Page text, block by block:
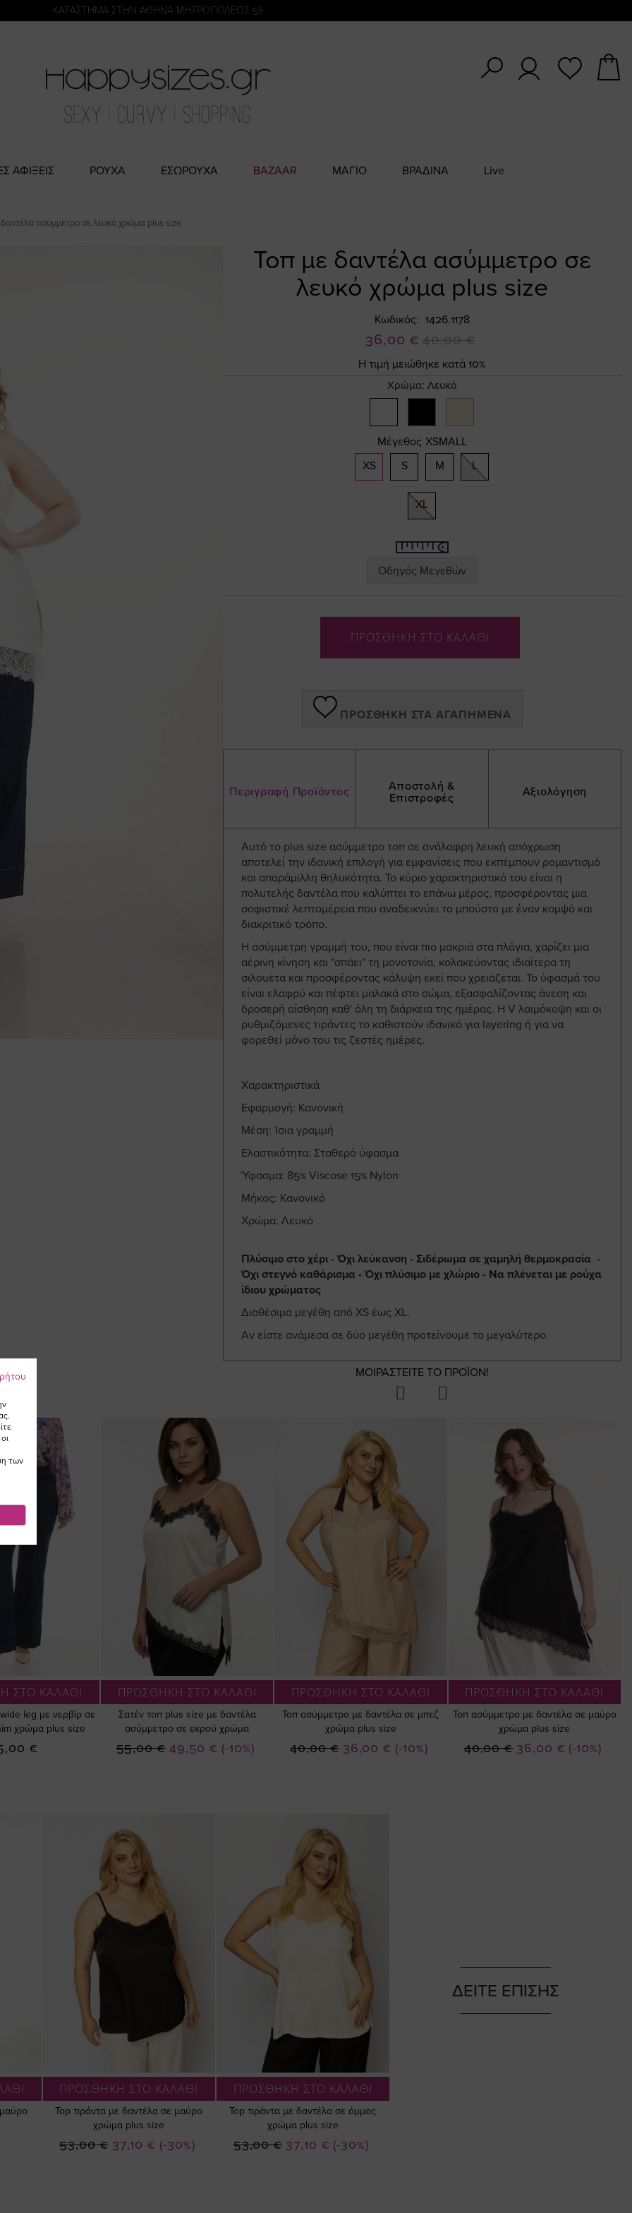
KATΑΣΤΗΜΑ ΣΤΗΝ ΑΘΗΝΑ ΜΗΤΡΟΠΟΛΕΩΣ 56
ΑΦΙΞΕΙΣ ΡΟΥΧΑ ΕΣΩΡΟΥΧΑ BAZAAR ΜΑΓΙΟ ΒΡΑΔΙΝΑ Live
ασύμμετρο σε λευκό χρώμα plus size
Τοπ με δαντέλα ασύμμετρο σε
λευκό χρώμα plus size
Κωδικός 1426.1178
Ειδική
Τιμή
36,00 € 40,00 €
Η τιμή μειώθηκε κατά 10%
Χρώμα: Λευκό
Μέγεθος XSMALL
XS
S M L
XL
Οδηγός Μεγεθών
ΠΡΟΣΘΗΚΗ ΣΤΟ ΚΑΛΑΘΙ
ΠΡΟΣΘΉΚΗ ΣΤΑ ΑΓΑΠΗΜΈΝΑ
Περιγραφή Προϊόντος
Αποστολή &
Επιστροφές
Αξιολόγηση
Αυτό το plus size ασύμμετρο τοπ σε ανάλαφρη λευκή απόχρωση
αποτελεί την ιδανική επιλογή για εμφανίσεις που εκπέμπουν ρομαντισμό
και απαράμιλλη θηλυκότητα. Το κύριο χαρακτηριστικό του είναι η
πολυτελής δαντέλα που καλύπτει το επάνω μέρος, προσφέροντας μια
σοφιστικέ λεπτομέρεια που αναδεικνύει το μπούστο με έναν κομψό και
διακριτικό τρόπο.
Η ασύμμετρη γραμμή του, που είναι πιο μακριά στα πλάγια, χαρίζει μια
αέρινη κίνηση και "σπάει" τη μονοτονία, κολακεύοντας ιδιαίτερα τη
σιλουέτα και προσφέροντας κάλυψη εκεί που χρειάζεται. Το ύφασμά του
είναι ελαφρύ και πέφτει μαλακά στο σώμα, εξασφαλίζοντας άνεση και
δροσερή αίσθηση καθ' όλη τη διάρκεια της ημέρας. Η V λαιμόκοψη και οι
ρυθμιζόμενες τιράντες το καθιστούν ιδανικό για layering ή για να
φορεθεί μόνο του τις ζεστές ημέρες.
Χαρακτηριστικά
Εφαρμογή: Κανονική
Μέση: Ίσια γραμμή
Ελαστικότητα: Σταθερό ύφασμα
Ύφασμα: 85% Viscose 15% Nylon
Μήκος: Κανονικό
Χρώμα: Λευκό
Πλύσιμο στο χέρι - Όχι λεύκανση - Σιδέρωμα σε χαμηλή θερμοκρασία -
Όχι στεγνό καθάρισμα - Όχι πλύσιμο με χλώριο - Να πλένεται με ρούχα
ίδιου χρώματος
Διαθέσιμα μεγέθη από ΧS έως XL.
Αν είστε ανάμεσα σε δύο μεγέθη προτείνουμε το μεγαλύτερο.
ΜΟΙΡΑΣΤΕΙΤΕ ΤΟ ΠΡΟΪΟΝ!
ΣΤΟ ΚΑΛΑΘΙ
leg με νερβίρ σε
χρώμα plus size
€
ΠΡΟΣΘΗΚΗ ΣΤΟ ΚΑΛΑΘΙ
Σατέν τοπ plus size με δαντέλα
ασύμμετρο σε εκρού χρώμα
(-10%)
Ειδική
49,50 €
55,00 €
ΠΡΟΣΘΗΚΗ ΣΤΟ ΚΑΛΑΘΙ
Τοπ ασύμμετρο με δαντέλα σε μπεζ
χρώμα plus size
(-10%)
Ειδική
36,00 €
40,00 €
ΠΡΟΣΘΗΚΗ ΣΤΟ ΚΑΛΑΘΙ
Τοπ ασύμμετρο με δαντέλα σε μαύρο
χρώμα plus size
(-10%)
Ειδική
36,00 €
40,00 €
ΠΡΟΣΘΗΚΗ ΣΤΟ ΚΑΛΑΘΙ
Top τιράντα με δαντέλα σε μαύρο
χρώμα plus size
(-30%)
Ειδική
37,10 €
53,00 €
ΠΡΟΣΘΗΚΗ ΣΤΟ ΚΑΛΑΘΙ
Top τιράντα με δαντέλα σε άμμος
χρώμα plus size
(-30%)
Ειδική
37,10 €
53,00 €
ΔΕΙΤΕ ΕΠΙΣΗΣ
των